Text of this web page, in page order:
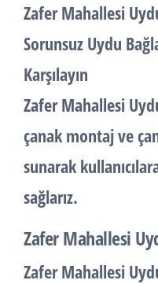
Zafer Mahallesi
Sorunsuz Uydu
Karşılayın
Zafer Mahallesi
çanak montaj ve
sunarak
sağlarız.
Zafer Mahallesi
Zafer Mahallesi